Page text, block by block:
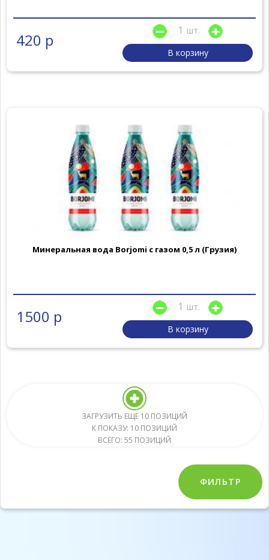
ФИЛЬТР
420 р
шт.
В корзину
Минеральная вода Borjomi с газом 0,5 л (Грузия)
1500 р
шт.
В корзину
ЗАГРУЗИТЬ ЕЩЁ 10 ПОЗИЦИЙ
К ПОКАЗУ: 10 ПОЗИЦИЙ
ВСЕГО: 55 ПОЗИЦИЙ